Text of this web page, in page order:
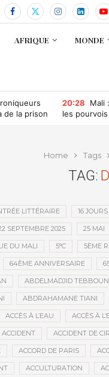
AFRIQUE MONDE
de la prison
20:28
Mali
les
Home Tags
TAG:
LITTÉRAIRE 16
SEPTEMBRE 2025 25 MAI
DU MALI 5°C 5ÈME
64ÈME ANNIVERSAIRE
ABDELMADJID
ABDRAHAMANE TIANI
ACCÈS À L’EAU ACCÈS À
ACCIDENT ACCIDENT DE
ACCORD DE PARIS
ACCULTURATION